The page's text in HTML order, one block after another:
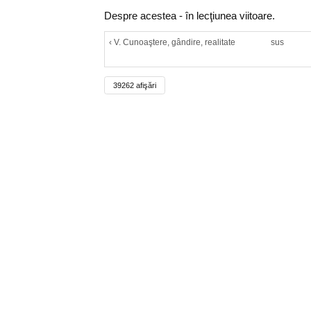
Despre acestea - în lecţiunea viitoare.
‹ V. Cunoaştere, gândire, realitate sus
39262 afişări